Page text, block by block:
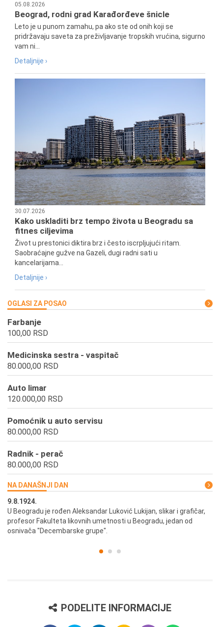
05.08.2026
Beograd, rodni grad Karađorđeve šnicle
Leto je u punom zamahu, pa ako ste od onih koji se
pridržavaju saveta za preživljavanje tropskih vrućina, sigurno
vam ni...
Detaljnije ›
30.07.2026
Kako uskladiti brz tempo života u Beogradu sa
fitnes ciljevima
Život u prestonici diktira brz i često iscrpljujući ritam.
Saobraćajne gužve na Gazeli, dugi radni sati u
kancelarijama...
Detaljnije ›
OGLASI ZA POSAO
Farbanje
100,00 RSD
Medicinska sestra - vaspitač
80.000,00 RSD
Auto limar
120.000,00 RSD
Pomoćnik u auto servisu
80.000,00 RSD
Radnik - perač
80.000,00 RSD
NA DANAŠNJI DAN
9.8.1924.
U Beogradu je rođen Aleksandar Luković Lukijan, slikar i grafičar,
profesor Fakulteta likovnih umetnosti u Beogradu, jedan od
osnivača "Decembarske grupe".
PODELITE INFORMACIJE